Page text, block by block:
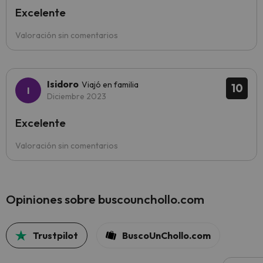
Valoración sin comentarios
Excelente
10
Isidoro Viajó en familia
Diciembre 2023
Valoración sin comentarios
Excelente
Opiniones sobre buscounchollo.com
Trustpilot BuscoUnChollo.com